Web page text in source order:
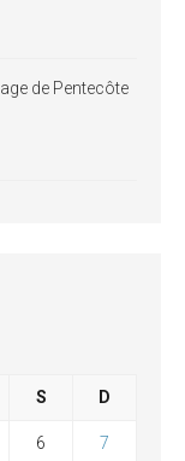
de Pentecôte
S D
6 7